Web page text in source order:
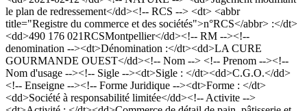
le plan de redressement</dd><!-- RCS --> <dt> <abbr
title="Registre du commerce et des sociétés">n°RCS</abbr> :</dt>
<dd>490 176 021RCSMontpellier</dd><!-- RM --><!--
denomination --><dt>Dénomination :</dt><dd>LA CURE
GOURMANDE OUEST</dd><!-- Nom --> <!-- Prenom --><!--
Nom d'usage --><!-- Sigle --><dt>Sigle : </dt><dd>C.G.O.</dd>
<!-- Enseigne --><!-- Forme Juridique --><dt>Forme : </dt>
<dd>Société à responsabilité limitée</dd><!-- Activite -->